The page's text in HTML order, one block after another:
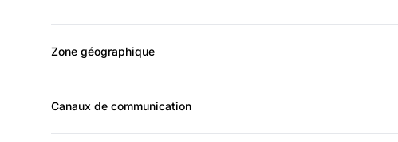
Zone géographique
Canaux de communication